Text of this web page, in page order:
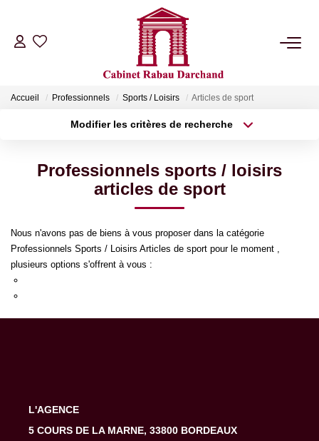
LOCATIONS
NOTRE AGENCE
Accueil Professionnels Sports / Loisirs Articles de sport
Modifier les critères de recherche
Type de bien
Surface min
Créer une alerte
Professionnels sports / loisirs
articles de sport
Nous n'avons pas de biens à vous proposer dans la catégorie
Professionnels Sports / Loisirs Articles de sport pour le moment ,
plusieurs options s'offrent à vous :
L'AGENCE
5 COURS DE LA MARNE, 33800 BORDEAUX